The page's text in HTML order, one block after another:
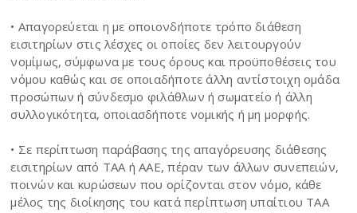
• Απαγορεύεται η με οποιονδήποτε τρόπο διάθεση
εισιτηρίων στις λέσχες οι οποίες δεν λειτουργούν
νομίμως, σύμφωνα με τους όρους και προϋποθέσεις του
νόμου καθώς και σε οποιαδήποτε άλλη αντίστοιχη ομάδα
προσώπων ή σύνδεσμο φιλάθλων ή σωματείο ή άλλη
συλλογικότητα, οποιασδήποτε νομικής ή μη μορφής.
• Σε περίπτωση παράβασης της απαγόρευσης διάθεσης
εισιτηρίων από ΤΑΑ ή ΑΑΕ, πέραν των άλλων συνεπειών,
ποινών και κυρώσεων που ορίζονται στον νόμο, κάθε
μέλος της διοίκησης του κατά περίπτωση υπαίτιου ΤΑΑ